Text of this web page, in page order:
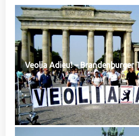
Veolia Adieu! – Brandenburger